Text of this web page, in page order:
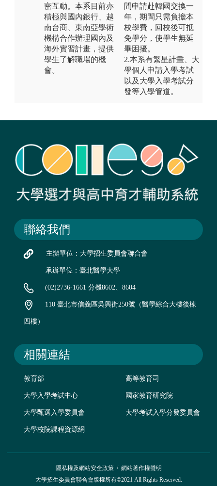
密互動。本系目前亦
積極與國內銀行、越
南台商、東南亞學術
機構合作辦理國內及
海外實習計畫，提供
學生了解職場的機
會。
間申請赴韓國交換一
年，期間只需負擔本
校學費，回校後可抵
免學分，使學生無延
畢困擾。
2.本系有繁星計畫、大
學個人申請入學考試
以及大學入學考試分
發等入學管道。
聯絡我們
主辦單位：大學招生委員會聯合會
承辦單位：臺北醫學大學
(02)2736-1661 分機8602、8604
110 臺北市信義區吳興街250號（醫學綜合大樓後棟
四樓）
相關連結
教育部 高等教育司
大學入學考試中心 國家教育研究院
大學甄選入學委員會 大學考試入學分發委員會
大學校院課程資源網
隱私權及網站安全政策/ 網站著作權聲明
大學招生委員會聯合會版權所有©2021 All Rights Reserved.